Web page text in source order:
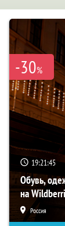
-30%
19:21:44
Обувь,
на
Россия